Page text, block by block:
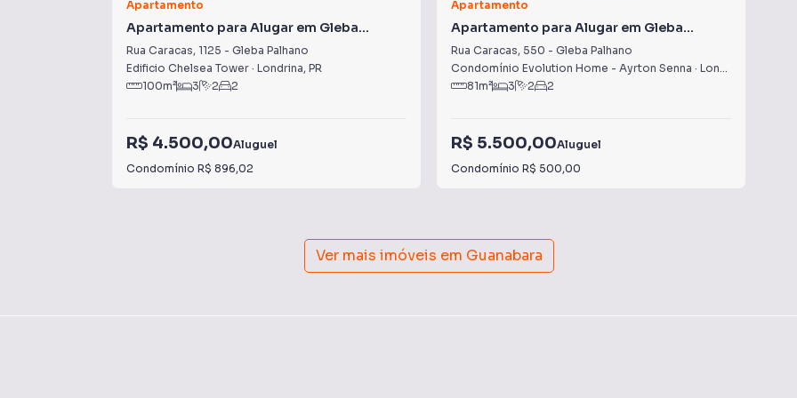
Apartamento
Apartamento para Alugar em Gleba
Palhano
Rua Caracas, 1125 - Gleba Palhano
Edificio Chelsea Tower · Londrina, PR
100m² 3 2 2
R$ 4.500,00Aluguel
Condomínio R$ 896,02
Apartamento
Apartamento para Alugar em Gleba
Palhano
Rua Caracas, 550 - Gleba Palhano
Condomínio Evolution Home - Ayrton Senna · Londrina
81m² 3 2 2
R$ 5.500,00Aluguel
Condomínio R$ 500,00
Ver mais imóveis em Guanabara